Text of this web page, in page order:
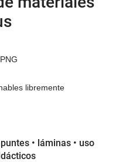
libremente
• láminas • uso